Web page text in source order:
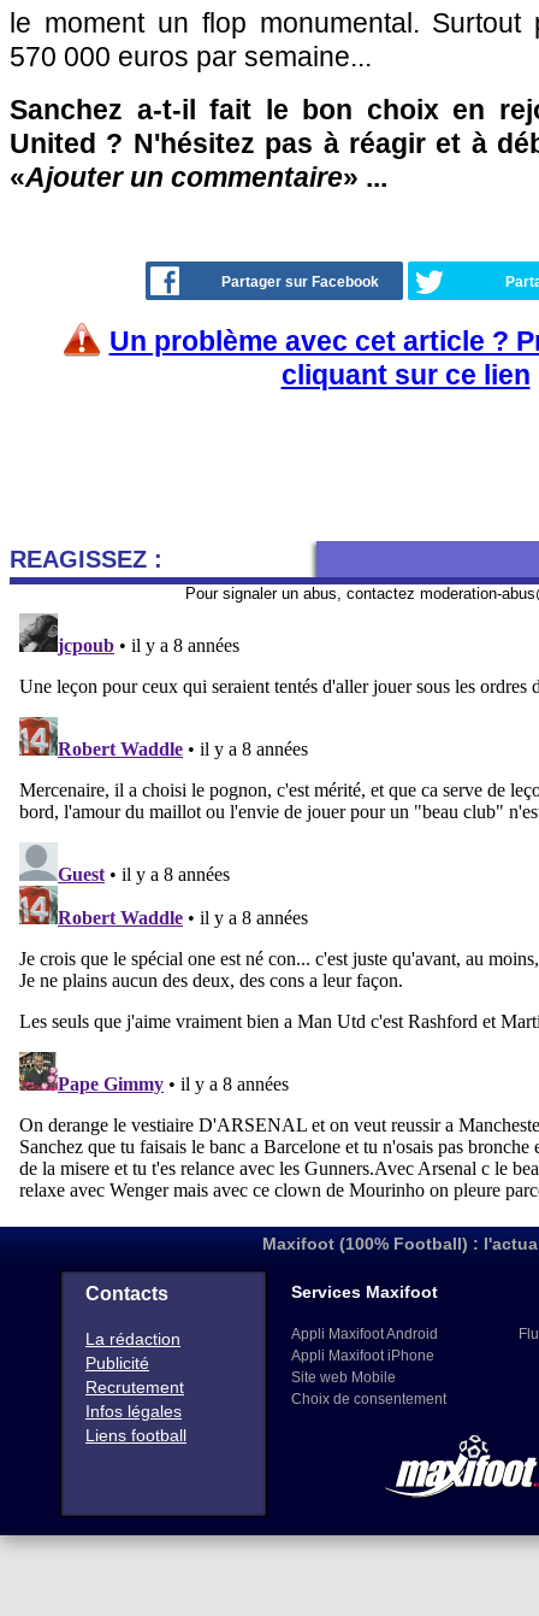
le moment un flop monumental.
570 000 euros par semaine...
Sanchez a-t-il fait le bon choix en
United ? N'hésitez pas à réagir et à
«Ajouter un commentaire» ...
Partager sur Facebook
Un problème avec cet article ?
cliquant sur ce lien
REAGISSEZ :
Pour signaler un abus, contactez moderation-
Maxifoot (100% Football) :
Contacts
La rédaction
Publicité
Recrutement
Infos légales
Liens football
Services Maxifoot
Appli Maxifoot Android
Appli Maxifoot iPhone
Site web Mobile
Choix de consentement